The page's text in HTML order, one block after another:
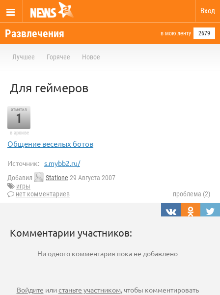
Вход
Развлечения в мою ленту 2679
Лучшее Горячее Новое
Для геймеров
отметил
1
в архиве
Общение веселых ботов
Источник: s.mybb2.ru/
Добавил Statione 29 Августа 2007
игры
нет комментариев
проблема (2)
Комментарии участников:
Ни одного комментария пока не добавлено
Войдите илистаньте участником, чтобы комментировать